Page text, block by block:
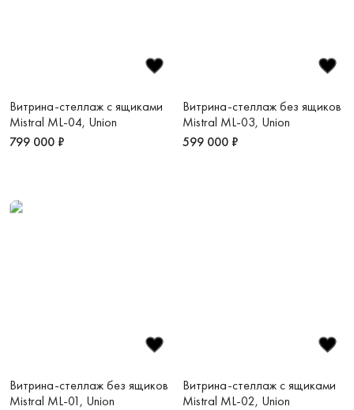
Витрина-стеллаж с ящиками
Mistral ML-04, Union
799 000 ₽
Витрина-стеллаж без ящиков
Mistral ML-03, Union
599 000 ₽
Витрина-стеллаж без ящиков
Mistral ML-01, Union
Витрина-стеллаж с ящиками
Mistral ML-02, Union